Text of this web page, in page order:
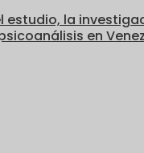
estudio, la
en